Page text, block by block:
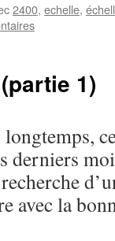
2400, echelle,
1)
avec la